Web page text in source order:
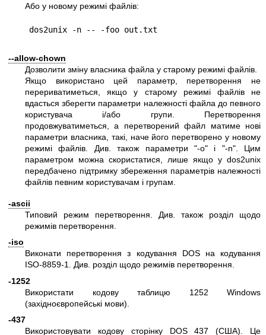
Або у новому режимі файлів:
--allow-chown
Дозволити зміну власника файла у старому режимі файлів.
Якщо використано цей параметр, перетворення не
перериватиметься, якщо у старому режимі файлів не
вдасться зберегти параметри належності файла до певного
користувача і/або групи. Перетворення
продовжуватиметься, а перетворений файл матиме нові
параметри власника, такі, наче його перетворено у новому
режимі файлів. Див. також параметри "-o"і "-n". Цим
параметром можна скористатися, лише якщо у dos2unix
передбачено підтримку збереження параметрів належності
файлів певним користувачам і групам.
-ascii
Типовий режим перетворення. Див. також розділ щодо
режимів перетворення.
-iso
Виконати перетворення з кодування DOS на кодування
ISO-8859-1. Див. розділ щодо режимів перетворення.
-1252
Використати кодову таблицю 1252 Windows
(західноєвропейські мови).
-437
Використовувати кодову сторінку DOS 437 (США). Це